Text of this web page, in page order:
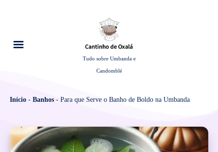
Tudo sobre Umbanda e
Candomblé
Início - Banhos - Para que Serve o Banho de Boldo na Umbanda